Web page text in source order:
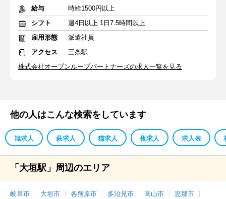
給与
時給1500円以上
シフト
週4日以上 1日7.5時間以上
雇用形態
派遣社員
アクセス
三条駅
株式会社オープンループパートナーズの求人一覧を見る
他の人はこんな検索をしています
旭求人 萩求人 猫求人 夜求人 求人表
「大垣駅」周辺のエリア
岐阜市 大垣市 各務原市 多治見市 高山市 恵那市